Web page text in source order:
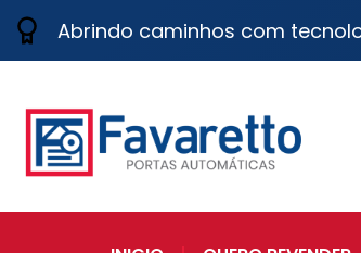
Abrindo caminhos com